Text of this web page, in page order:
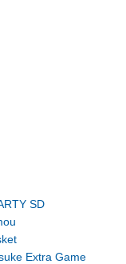
SD
Extra Game